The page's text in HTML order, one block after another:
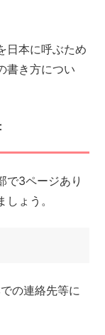
ーム
日本に呼ぶため
書き方につい
で3ページあり
ょう。
の連絡先等に